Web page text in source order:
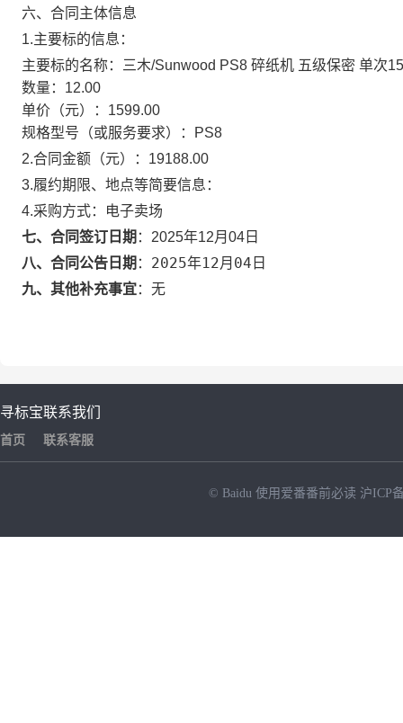
六、合同主体信息
1.主要标的信息：
主要标的名称：
三木/Sunwood PS8 碎纸机 五级保密 单次
数量： 12.00
单价（元）： 1599.00
规格型号（或服务要求）：
PS8
2.合同金额（元）： 19188.00
3.履约期限、地点等简要信息：
4.采购方式：
电子卖场
七、合同签订日期 ： 2025年12月04日
八、合同公告日期 ： 2025年12月04日
九、其他补充事宜： 无
寻标宝
首页
联系我们
联系客服
© Baidu 使用爱番番前必读 沪ICP